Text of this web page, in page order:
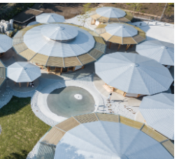
)